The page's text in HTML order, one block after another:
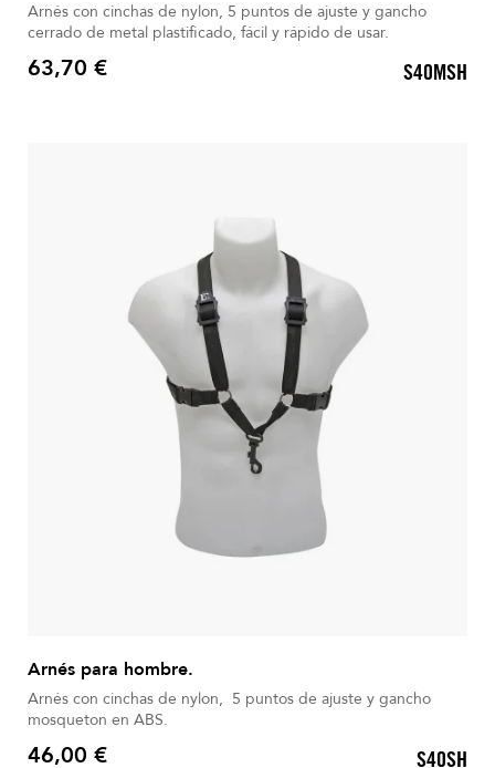
Arnés con cinchas de nylon, 5 puntos de ajuste y gancho
cerrado de metal plastificado, fácil y rápido de usar.
Precio
63,70 € S40MSH
Arnés para hombre.
Arnés con cinchas de nylon, 5 puntos de ajuste y gancho
mosqueton en ABS.
Precio
46,00 € S40SH